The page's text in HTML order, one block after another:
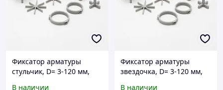
Фиксатор арматуры
стульчик, D= 3-120 мм,
В наличии
Фиксатор арматуры
звездочка, D= 3-120 мм,
В наличии